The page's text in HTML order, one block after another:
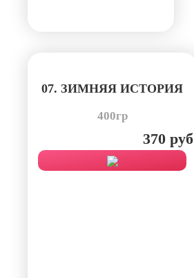
07. ЗИМНЯЯ ИСТОРИЯ
400гр
370 руб